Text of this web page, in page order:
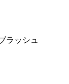
ラッシュ